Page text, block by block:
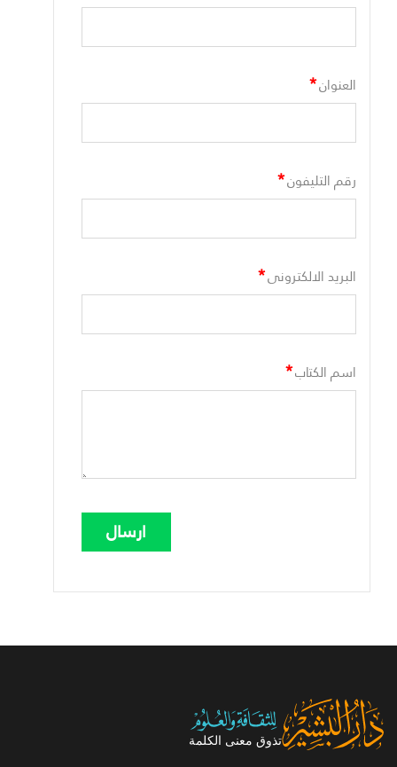
العنوان*
رقم التليفون*
البريد الالكترونى*
اسم الكتاب*